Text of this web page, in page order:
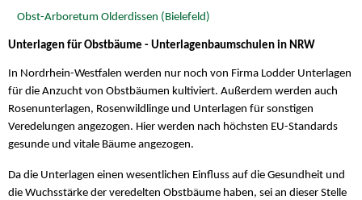
Obst-Arboretum Olderdissen (Bielefeld)
Unterlagen für Obstbäume - Unterlagenbaumschulen in NRW
In Nordrhein-Westfalen werden nur noch von Firma Lodder Unterlagen
für die Anzucht von Obstbäumen kultiviert. Außerdem werden auch
Rosenunterlagen, Rosenwildlinge und Unterlagen für sonstigen
Veredelungen angezogen. Hier werden nach höchsten EU-Standards
gesunde und vitale Bäume angezogen.
Da die Unterlagen einen wesentlichen Einfluss auf die Gesundheit und
die Wuchsstärke der veredelten Obstbäume haben, sei an dieser Stelle